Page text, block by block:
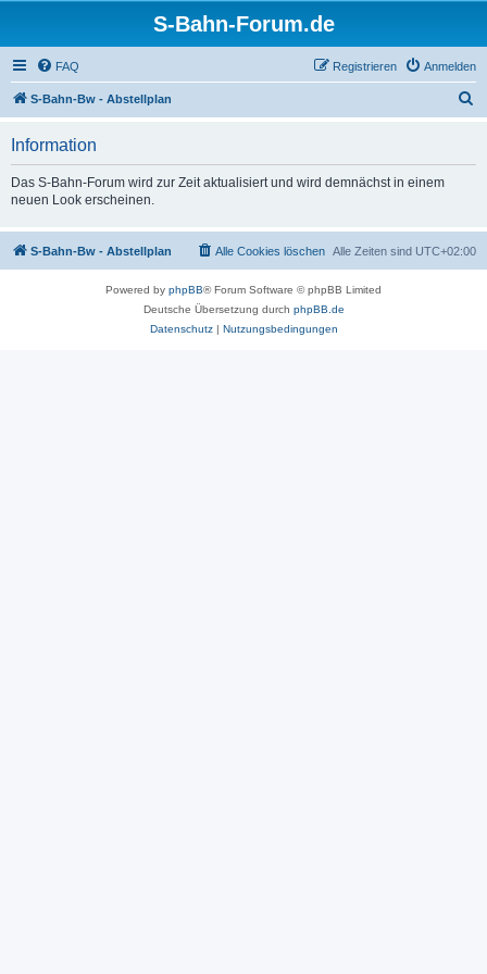
S-Bahn-Forum.de
FAQ Anmelden
Registrieren
S-Bahn-Bw - Abstellplan
Information
Das S-Bahn-Forum wird zur Zeit aktualisiert und wird demnächst in einem
neuen Look erscheinen.
S-Bahn-Bw - Abstellplan Alle Zeiten sind UTC+02:00
Alle Cookies löschen
Powered by phpBB® Forum Software © phpBB Limited
Deutsche Übersetzung durch phpBB.de
Datenschutz| Nutzungsbedingungen